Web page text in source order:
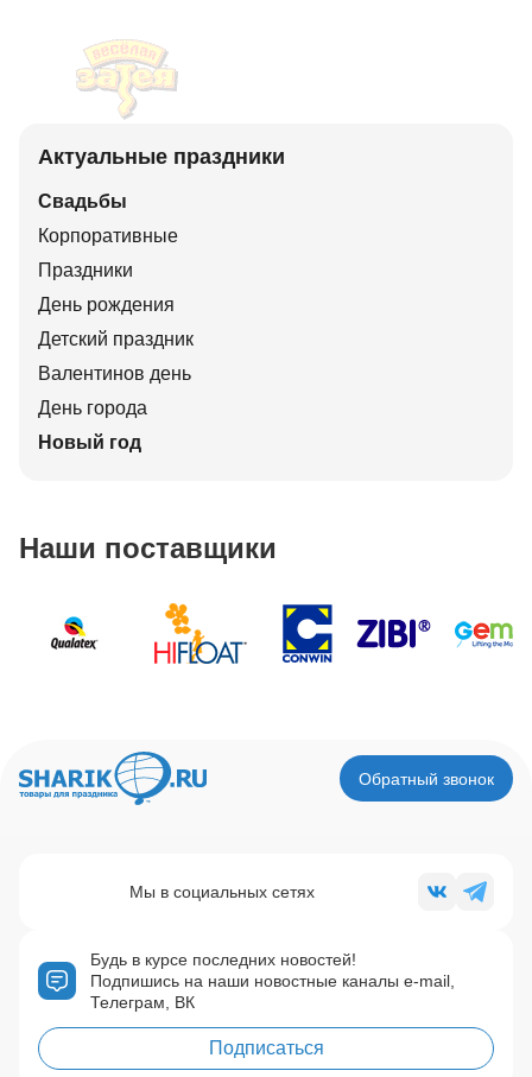
Актуальные праздники
Свадьбы
Корпоративные
Праздники
День рождения
Детский праздник
Валентинов день
День города
Новый год
Наши поставщики
Обратный звонок
Будь в курсе последних новостей!
Подпишись на наши новостные каналы e-mail,
Телеграм, ВК
Подписаться
Мы в социальных сетях